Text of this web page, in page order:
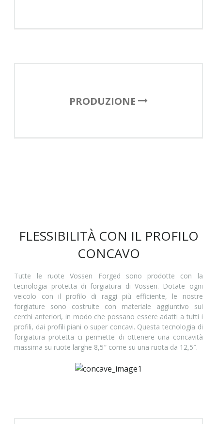
PRODUZIONE
FLESSIBILITÀ CON IL PROFILO
CONCAVO
Tutte le ruote Vossen Forged sono prodotte con la
tecnologia protetta di forgiatura di Vossen. Dotate ogni
veicolo con il profilo di raggi più efficiente, le nostre
forgiature sono costruite con materiale aggiuntivo sui
cerchi anteriori, in modo che possano essere adatti a tutti i
profili, dai profili piani o super concavi. Questa tecnologia di
forgiatura protetta ci permette di ottenere una concavità
massima su ruote larghe 8,5″ come su una ruota da 12,5″.